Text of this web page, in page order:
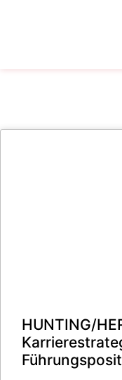
HUNTING/